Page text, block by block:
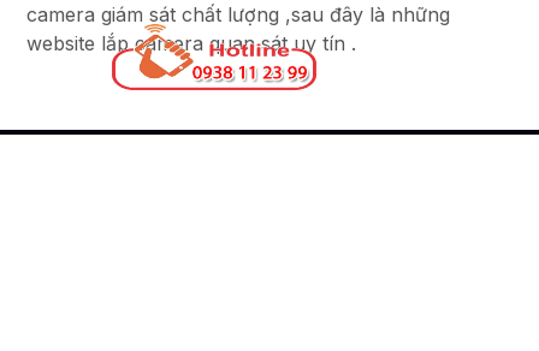
camera giám sát chất lượng ,sau đây là những
website lắp camera quan sát uy tín .